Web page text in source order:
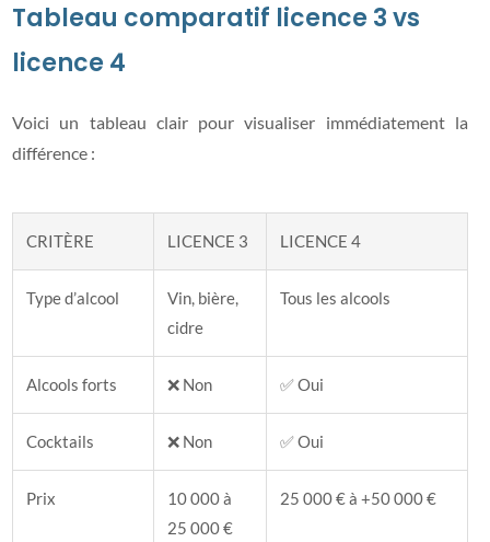
Tableau comparatif licence 3 vs
licence 4
Voici un tableau clair pour visualiser immédiatement la
différence :
CRITÈRE LICENCE 3 LICENCE 4
Type d’alcool
Vin, bière,
cidre
Tous les alcools
Alcools forts ❌ Non ✅ Oui
Cocktails ❌ Non ✅ Oui
Prix
10 000 à
25 000 €
25 000 € à +50 000 €